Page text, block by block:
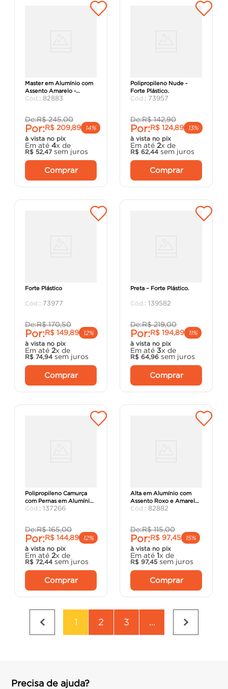
Master em Alumínio com
Assento Amarelo -
Tramontina.
: 82883
De:R$ 245,00
Por:R$ 209,89
14%
à vista no pix
Em até 4x de
R$ 52,47 sem juros
Comprar
Polipropileno Nude -
Forte Plástico.
: 73957
De:R$ 142,90
Por:R$ 124,89
13%
à vista no pix
Em até 2x de
R$ 62,44 sem juros
Comprar
Forte Plástico
: 73977
De:R$ 170,50
Por:R$ 149,89
12%
à vista no pix
Em até 2x de
R$ 74,94 sem juros
Comprar
Preta – Forte Plástico.
: 139582
De:R$ 219,00
Por:R$ 194,89
11%
à vista no pix
Em até 3x de
R$ 64,96 sem juros
Comprar
Polipropileno Camurça
com Pernas em Alumínio -
Tramontina.
: 137266
De:R$ 165,00
Por:R$ 144,89
12%
à vista no pix
Em até 2x de
R$ 72,44 sem juros
Comprar
Alta em Alumínio com
Assento Roxo e Amarelo -
Tramontina.
: 82882
De:R$ 115,00
Por:R$ 97,45
15%
à vista no pix
Em até 1x de
R$ 97,45 sem juros
Comprar
1 2 3 ...
Precisa de ajuda?